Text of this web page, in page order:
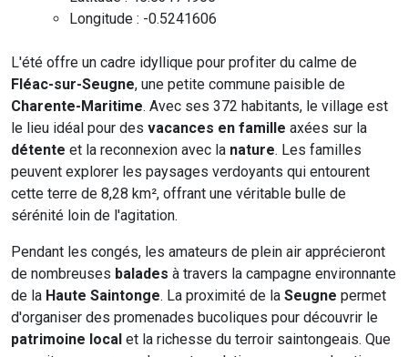
Longitude : -0.5241606
L'été offre un cadre idyllique pour profiter du calme de
Fléac-sur-Seugne, une petite commune paisible de
Charente-Maritime. Avec ses 372 habitants, le village est
le lieu idéal pour des vacances en famille axées sur la
détente et la reconnexion avec la nature. Les familles
peuvent explorer les paysages verdoyants qui entourent
cette terre de 8,28 km², offrant une véritable bulle de
sérénité loin de l'agitation.
Pendant les congés, les amateurs de plein air apprécieront
de nombreuses balades à travers la campagne environnante
de la Haute Saintonge. La proximité de la Seugne permet
d'organiser des promenades bucoliques pour découvrir le
patrimoine local et la richesse du terroir saintongeais. Que